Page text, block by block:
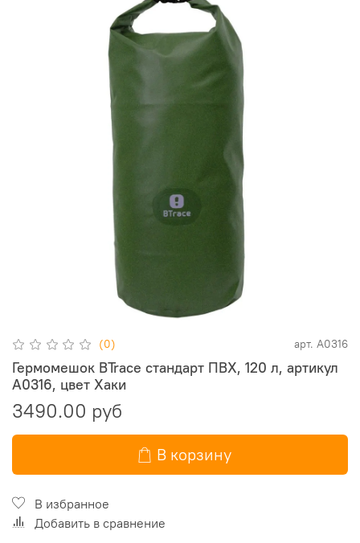
(0) арт. A0316
Гермомешок BTrace стандарт ПВХ, 120 л, артикул
A0316, цвет Хаки
3490.00 руб
В корзину
В избранное
Добавить в сравнение